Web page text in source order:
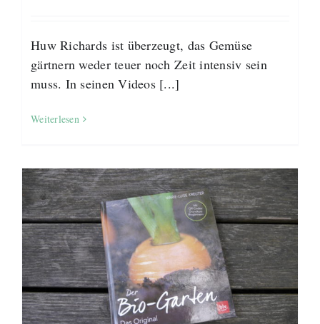
Huw Richards ist überzeugt, das Gemüse
gärtnern weder teuer noch Zeit intensiv sein
muss. In seinen Videos [...]
Weiterlesen